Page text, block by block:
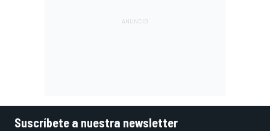
Suscríbete a nuestra newsletter